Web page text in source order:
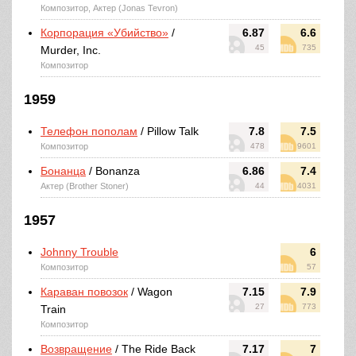
Композитор, Актер (Jonas Tevron)
6.87
45
6.6
735
Корпорация «Убийство» /
Murder, Inc.
Композитор
1959
7.8
478
7.5
9601
Телефон пополам / Pillow Talk
Композитор
6.86
44
7.4
4031
Бонанца / Bonanza
Актер (Brother Stoner)
1957
6
57
Johnny Trouble
Композитор
7.15
27
7.9
773
Караван повозок / Wagon
Train
Композитор
7.17 7
Возвращение / The Ride Back